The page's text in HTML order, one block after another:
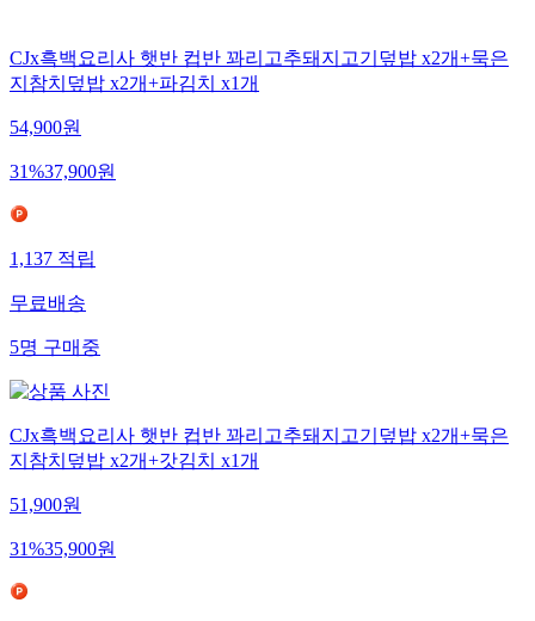
CJx흑백요리사 햇반 컵반 꽈리고추돼지고기덮밥 x2개+묵은
지참치덮밥 x2개+파김치 x1개
54,900원
31%37,900원
1,137적립
무료배송
5명구매중
CJx흑백요리사 햇반 컵반 꽈리고추돼지고기덮밥 x2개+묵은
지참치덮밥 x2개+갓김치 x1개
51,900원
31%35,900원